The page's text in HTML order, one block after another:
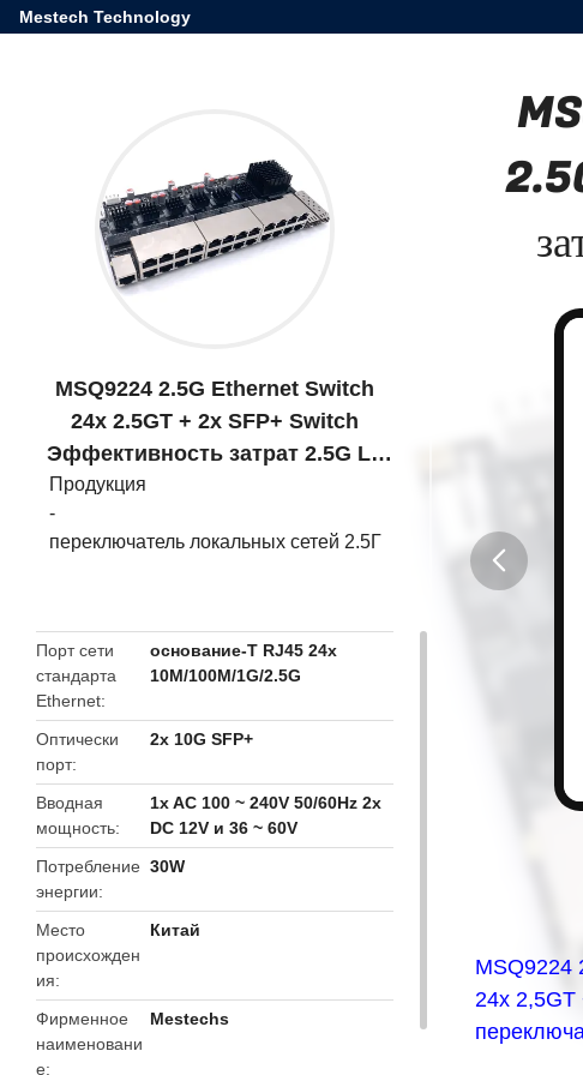
Mestech Technology
MSQ9224 2.5G Ethernet Switch
24x 2.5GT + 2x SFP+ Switch
Эффективность затрат 2.5G L3
Management Switch
Продукция
-
переключатель локальных сетей 2.5Г
Порт сети
стандарта
Ethernet
основание-T RJ45 24x
10M/100M/1G/2.5G
Оптически
порт
2x 10G SFP+
Вводная
мощность
1x AC 100 ~ 240V 50/60Hz 2x
DC 12V и 36 ~ 60V
Потребление
энергии
30W
Место
происхожден
ия
Китай
Фирменное
наименовани
е
Mestechs
MSQ9224
24x 2,5GT